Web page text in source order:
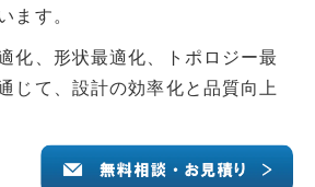
ます。
化、形状最適化、トポロジー最
じて、設計の効率化と品質向上